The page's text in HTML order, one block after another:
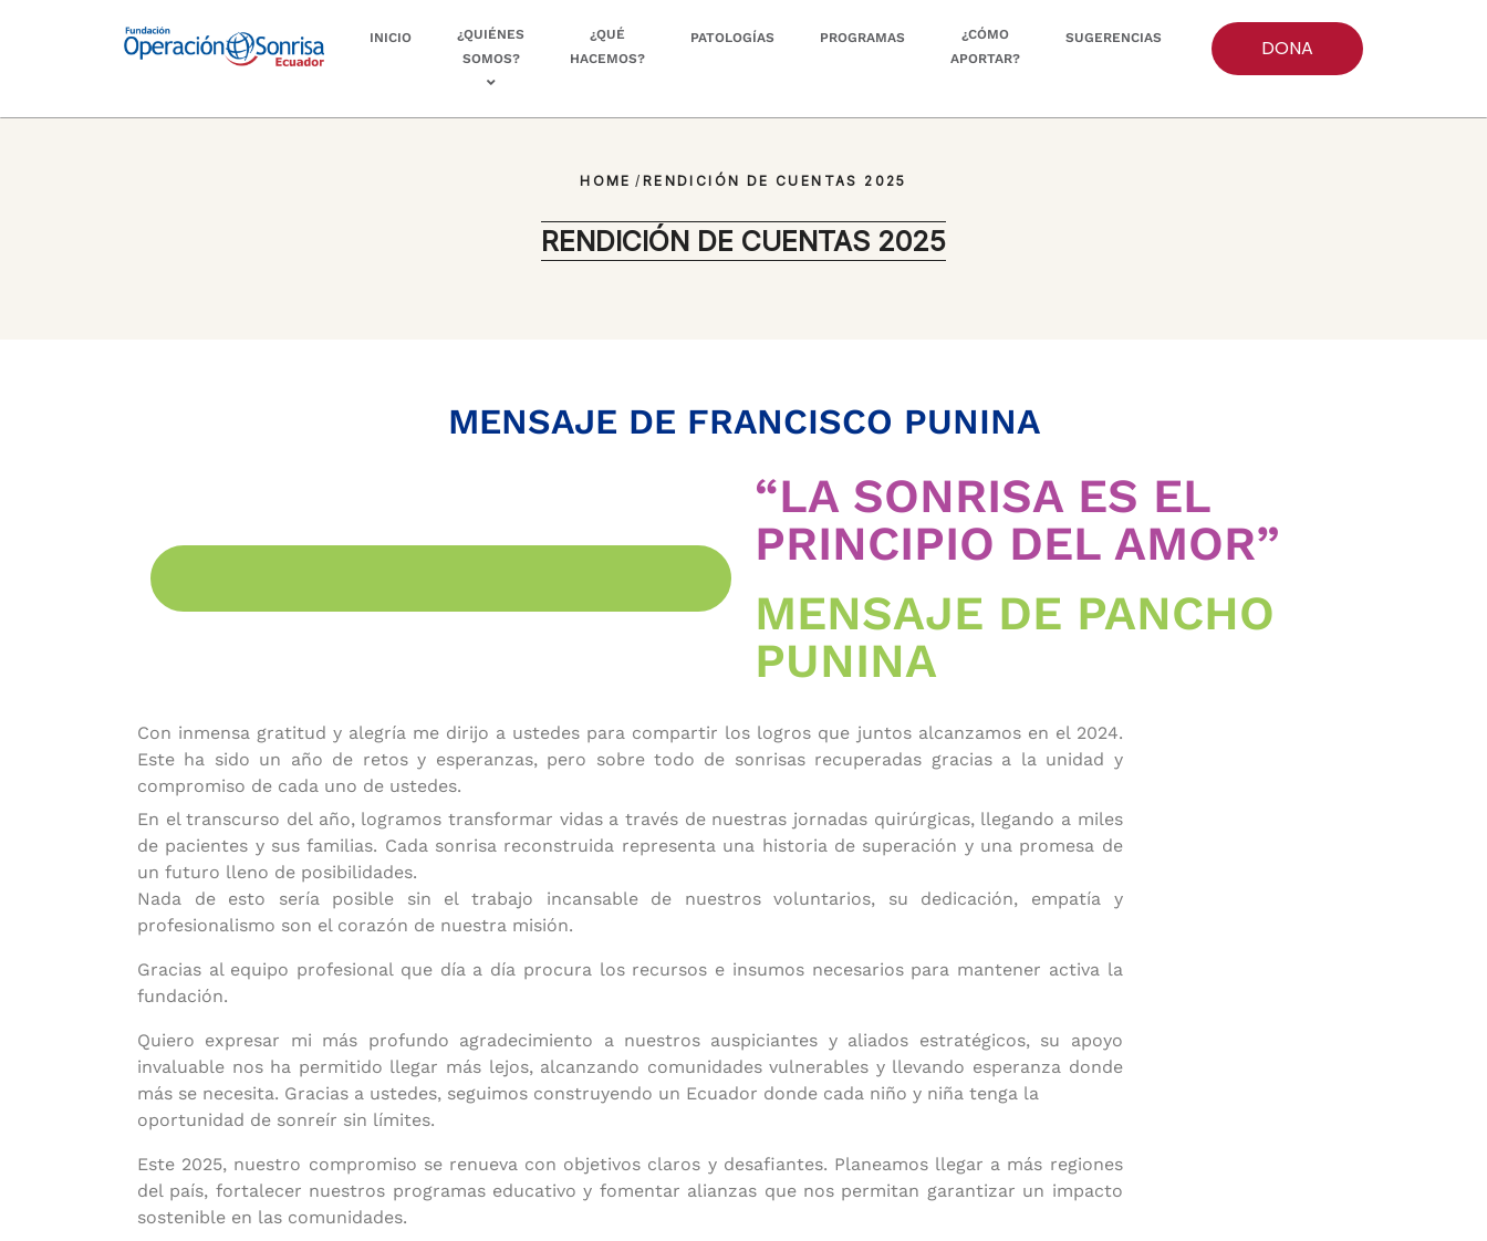
INICIO
¿QUIÉNES
SOMOS?
¿QUÉ
HACEMOS?
PATOLOGÍAS PROGRAMAS
¿CÓMO
APORTAR?
SUGERENCIAS DONA
HOME / RENDICIÓN DE CUENTAS 2025
RENDICIÓN DE CUENTAS 2025
MENSAJE DE FRANCISCO PUNINA
“LA SONRISA ES EL
PRINCIPIO DEL AMOR”
MENSAJE DE PANCHO
PUNINA
Con inmensa gratitud y alegría me dirijo a ustedes para compartir los logros que juntos alcanzamos en el 2024.
Este ha sido un año de retos y esperanzas, pero sobretodo de sonrisas recuperadas gracias a la unidad y
compromiso de cada uno de ustedes.
En el transcurso del año, logramos transformar vidas a través de nuestras jornadas quirúrgicas, llegando a miles
de pacientes y sus familias. Cada sonrisa reconstruida representa una historia de superación y una promesa de
un futuro lleno de posibilidades.
Nada de esto sería posible sin el trabajo incansable de nuestros voluntarios, su dedicación, empatía y
profesionalismo son el corazón de nuestra misión.
Gracias al equipo profesional que día a día procura los recursos e insumos necesarios para mantener activa la
fundación.
Quiero expresar mi más profundo agradecimiento a nuestros auspiciantes y aliados estratégicos, su apoyo
invaluable nos ha permitido llegar más lejos, alcanzando comunidades vulnerables y llevando esperanza donde
más se necesita. Gracias a ustedes, seguimos construyendo un Ecuador donde cada niño y niña tenga la
oportunidad de sonreír sin límites.
Este 2025, nuestro compromiso se renueva con objetivos claros y desafiantes. Planeamos llegar a más regiones
del país, fortalecer nuestros programas educativo y fomentar alianzas que nos permitan garantizar un impacto
sostenible en las comunidades.